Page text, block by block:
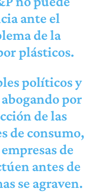
ante el
de la
plásticos.
políticos y
por
de las
de consumo,
de
antes de
se agraven.